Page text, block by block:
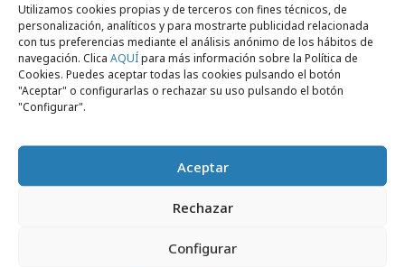
Utilizamos cookies propias y de terceros con fines técnicos, de
personalización, analíticos y para mostrarte publicidad relacionada
con tus preferencias mediante el análisis anónimo de los hábitos de
navegación. Clica AQUÍpara más información sobre la Política de
Cookies. Puedes aceptar todas las cookies pulsando el botón
"Aceptar" o configurarlas o rechazar su uso pulsando el botón
"Configurar".
Aceptar
Rechazar
Configurar
jueves, 11 de junio 2026
Heinz y Heineken hacen oficial su